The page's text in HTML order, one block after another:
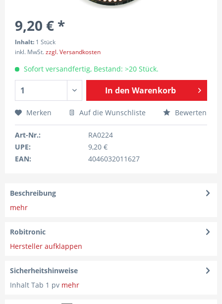
9,20 € *
Inhalt: 1 Stück
inkl. MwSt.zzgl. Versandkosten
Sofort versandfertig, Bestand: >20 Stück.
In den Warenkorb
Merken Auf die Wunschliste Bewerten
Art-Nr.:
RA0224
UPE:
9,20 €
EAN:
4046032011627
Beschreibung
mehr
Robitronic
Hersteller aufklappen
Sicherheitshinweise
Inhalt Tab 1 pv mehr